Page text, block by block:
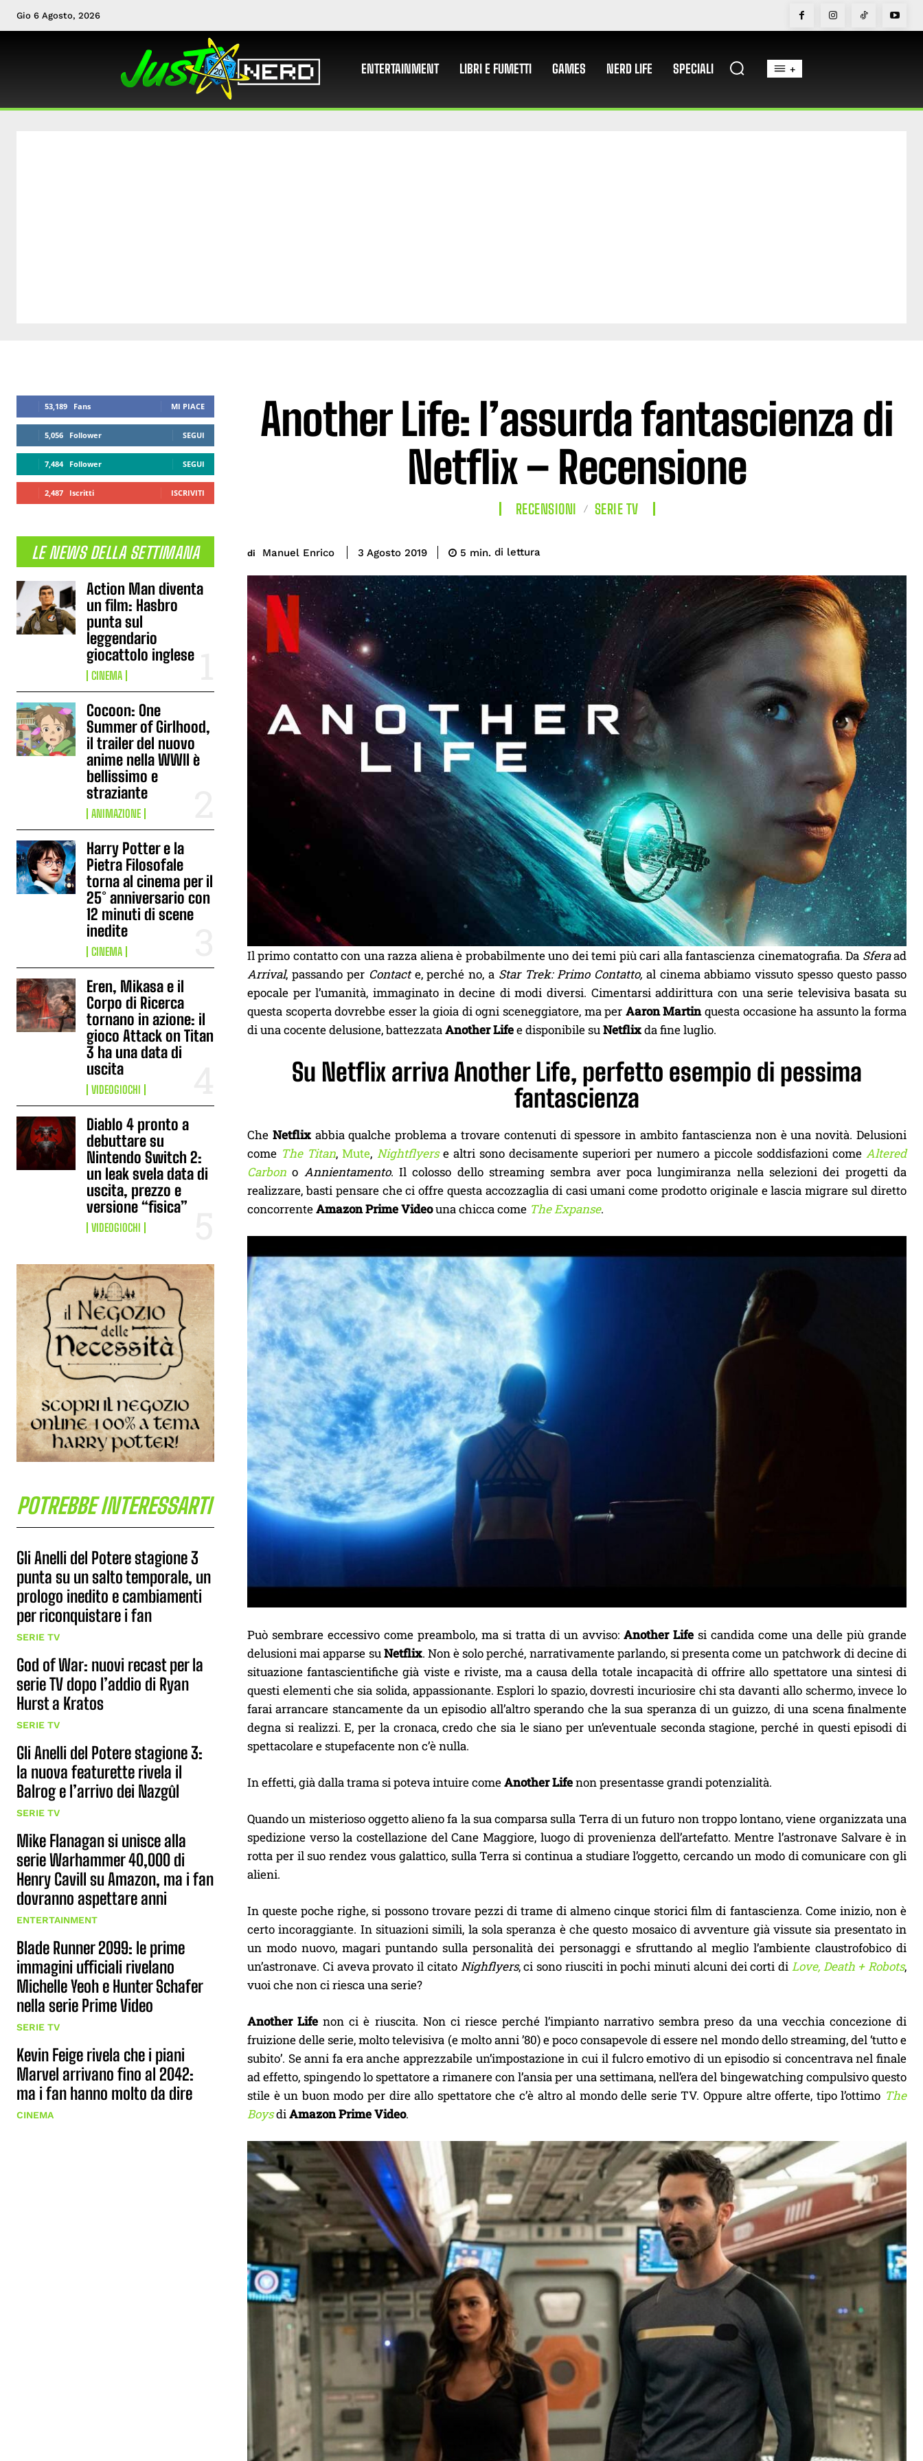
Gio 6 Agosto, 2026
ENTERTAINMENT LIBRI E FUMETTI GAMES NERD LIFE SPECIALI +
53,189 Fans MI PIACE
5,056 Follower SEGUI
7,484 Follower SEGUI
2,487 Iscritti ISCRIVITI
LE NEWS DELLA SETTIMANA
Action Man diventa
un film: Hasbro
punta sul
leggendario
giocattolo inglese
CINEMA
Cocoon: One
Summer of Girlhood,
il trailer del nuovo
anime nella WWII è
bellissimo e
straziante
ANIMAZIONE
Harry Potter e la
Pietra Filosofale
torna al cinema per il
25° anniversario con
12 minuti di scene
inedite
CINEMA
Eren, Mikasa e il
Corpo di Ricerca
tornano in azione: il
gioco Attack on Titan
3 ha una data di
uscita
VIDEOGIOCHI
Diablo 4 pronto a
debuttare su
Nintendo Switch 2:
un leak svela data di
uscita, prezzo e
versione “fisica”
VIDEOGIOCHI
POTREBBE INTERESSARTI
Gli Anelli del Potere stagione 3
punta su un salto temporale, un
prologo inedito e cambiamenti
per riconquistare i fan
SERIE TV
God of War: nuovi recast per la
serie TV dopo l’addio di Ryan
Hurst a Kratos
SERIE TV
Gli Anelli del Potere stagione 3:
la nuova featurette rivela il
Balrog e l’arrivo dei Nazgûl
SERIE TV
Mike Flanagan si unisce alla
serie Warhammer 40,000 di
Henry Cavill su Amazon, ma i fan
dovranno aspettare anni
ENTERTAINMENT
Blade Runner 2099: le prime
immagini ufficiali rivelano
Michelle Yeoh e Hunter Schafer
nella serie Prime Video
SERIE TV
Kevin Feige rivela che i piani
Marvel arrivano fino al 2042:
ma i fan hanno molto da dire
CINEMA
Another Life: l’assurda fantascienza di
Netflix – Recensione
RECENSIONI SERIE TV
di Manuel Enrico 3 Agosto 2019 5 min. di lettura
Il primo contatto con una razza aliena è probabilmente uno dei temi più cari alla fantascienza cinematografia. Da Sferaad
Arrival, passando per Contacte, perché no, a Star Trek: Primo Contatto,al cinema abbiamo vissuto spesso questo passo
epocale per l’umanità, immaginato in decine di modi diversi. Cimentarsi addirittura con una serie televisiva basata su
questa scoperta dovrebbe esser la gioia di ogni sceneggiatore, ma per Aaron Martinquesta occasione ha assunto la forma
di una cocente delusione, battezzataAnother Lifee disponibile suNetflixda fine luglio.
Su Netflix arriva Another Life, perfetto esempio di pessima
fantascienza
Che Netflixabbia qualche problema a trovare contenuti di spessore in ambito fantascienza non è una novità. Delusioni
come The Titan,Mute, Nightflyerse altri sono decisamente superiori per numero a piccole soddisfazioni come Altered
Carbon o Annientamento. Il colosso dello streaming sembra aver poca lungimiranza nella selezioni dei progetti da
realizzare, basti pensare che ci offre questa accozzaglia di casi umani come prodotto originale e lascia migrare sul diretto
concorrenteAmazon Prime Videouna chicca come The Expanse.
Può sembrare eccessivo come preambolo, ma si tratta di un avviso: Another Life si candida come una delle più grande
delusioni mai apparse suNetflix. Non è solo perché, narrativamente parlando, si presenta come un patchwork di decine di
situazione fantascientifiche già viste e riviste, ma a causa della totale incapacità di offrire allo spettatore una sintesi di
questi elementi che sia solida, appassionante. Esplori lo spazio, dovresti incuriosire chi sta davanti allo schermo, invece lo
farai arrancare stancamente da un episodio all’altro sperando che la sua speranza di un guizzo, di una scena finalmente
degna si realizzi. E, per la cronaca, credo che sia le siano per un’eventuale seconda stagione, perché in questi episodi di
spettacolare e stupefacente non c’è nulla.
In effetti, già dalla trama si poteva intuire comeAnother Lifenon presentasse grandi potenzialità.
Quando un misterioso oggetto alieno fa la sua comparsa sulla Terra di un futuro non troppo lontano, viene organizzata una
spedizione verso la costellazione del Cane Maggiore, luogo di provenienza dell’artefatto. Mentre l’astronave Salvare è in
rotta per il suo rendez vous galattico, sulla Terra si continua a studiare l’oggetto, cercando un modo di comunicare con gli
alieni.
In queste poche righe, si possono trovare pezzi di trame di almeno cinque storici film di fantascienza. Come inizio, non è
certo incoraggiante. In situazioni simili, la sola speranza è che questo mosaico di avventure già vissute sia presentato in
un modo nuovo, magari puntando sulla personalità dei personaggi e sfruttando al meglio l’ambiente claustrofobico di
un’astronave. Ci aveva provato il citato Nighflyers, ci sono riusciti in pochi minuti alcuni dei corti di Love, Death + Robots,
vuoi che non ci riesca una serie?
Another Life non ci è riuscita. Non ci riesce perché l’impianto narrativo sembra preso da una vecchia concezione di
fruizione delle serie, molto televisiva (e molto anni ’80) e poco consapevole di essere nel mondo dello streaming, del ‘tutto e
subito’. Se anni fa era anche apprezzabile un’impostazione in cui il fulcro emotivo di un episodio si concentrava nel finale
ad effetto, spingendo lo spettatore a rimanere con l’ansia per una settimana, nell’era del bingewatching compulsivo questo
stile è un buon modo per dire allo spettatore che c’è altro al mondo delle serie TV. Oppure altre offerte, tipo l’ottimo The
BoysdiAmazon Prime Video.